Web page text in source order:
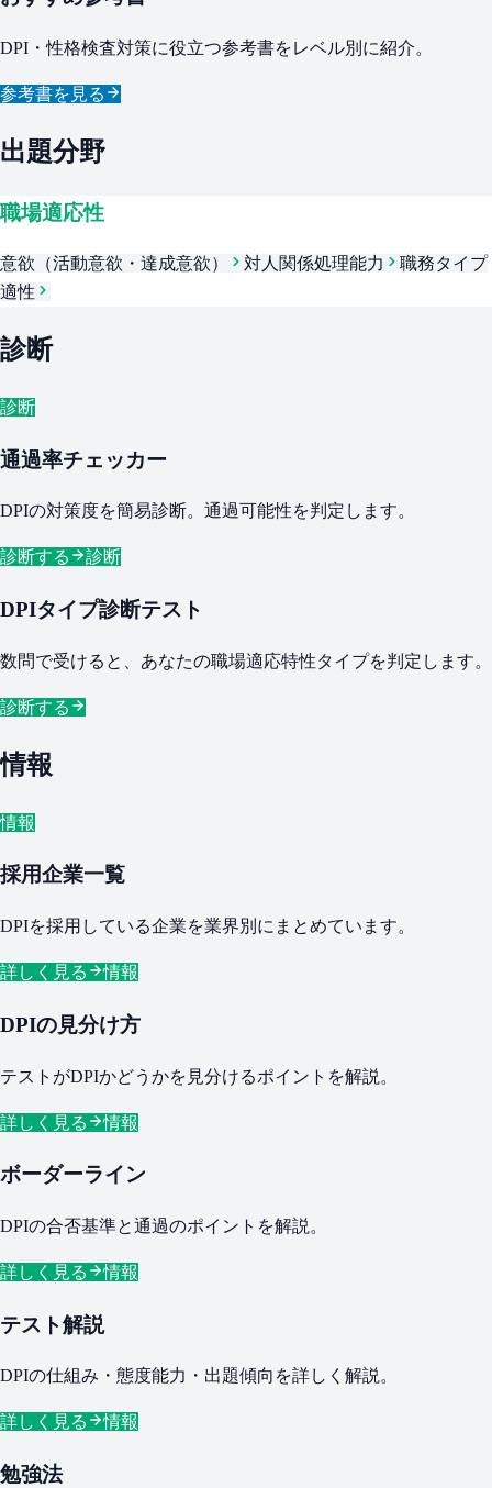
DPI・性格検査対策に役立つ参考書をレベル別に紹介。
参考書を見る
出題分野
職場適応性
意欲（活動意欲・達成意欲） 対人関係処理能力
職務タイプ
適性
診断
診断
通過率チェッカー
DPIの対策度を簡易診断。通過可能性を判定します。
診断する 診断
DPIタイプ診断テスト
数問で受けると、あなたの職場適応特性タイプを判定します。
診断する
情報
情報
採用企業一覧
DPIを採用している企業を業界別にまとめています。
詳しく見る 情報
DPIの見分け方
テストがDPIかどうかを見分けるポイントを解説。
詳しく見る 情報
ボーダーライン
DPIの合否基準と通過のポイントを解説。
詳しく見る 情報
テスト解説
DPIの仕組み・態度能力・出題傾向を詳しく解説。
詳しく見る 情報
勉強法